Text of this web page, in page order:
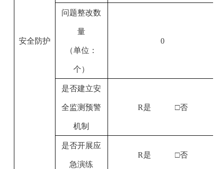
安全防护
问题整改数
量
（单位：
个）
0
是否建立安
全监测预警
机制
R是 □否
是否开展应
急演练
R是 □否